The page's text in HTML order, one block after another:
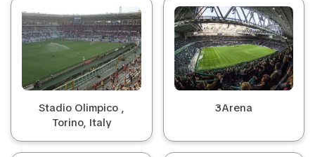
Stadio Olimpico ,
Torino, Italy
3Arena